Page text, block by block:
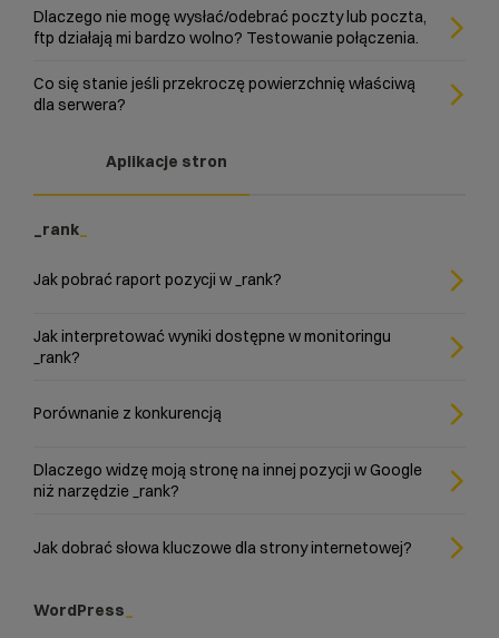
Dlaczego nie mogę wysłać/odebrać poczty lub poczta,
ftp działają mi bardzo wolno? Testowanie połączenia.
Co się stanie jeśli przekroczę powierzchnię właściwą
dla serwera?
Aplikacje stron
_rank
Jak pobrać raport pozycji w _rank?
Jak interpretować wyniki dostępne w monitoringu
_rank?
Porównanie z konkurencją
Dlaczego widzę moją stronę na innej pozycji w Google
niż narzędzie _rank?
Jak dobrać słowa kluczowe dla strony internetowej?
WordPress